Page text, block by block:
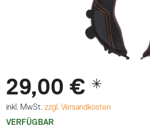
29,00 € *
inkl. MwSt. zzgl. Versandkosten
VERFÜGBAR